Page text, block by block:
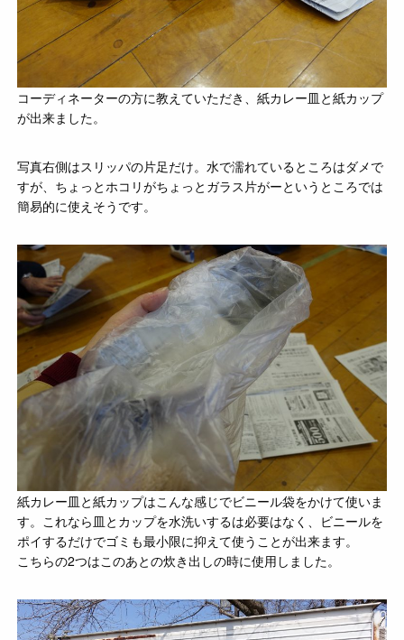
コーディネーターの方に教えていただき、紙カレー皿と紙カップ
が出来ました。
写真右側はスリッパの片足だけ。水で濡れているところはダメで
すが、ちょっとホコリがちょっとガラス片がーというところでは
簡易的に使えそうです。
紙カレー皿と紙カップはこんな感じでビニール袋をかけて使いま
す。これなら皿とカップを水洗いするは必要はなく、ビニールを
ポイするだけでゴミも最小限に抑えて使うことが出来ます。
こちらの2つはこのあとの炊き出しの時に使用しました。